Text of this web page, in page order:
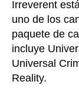
Irreverent
uno de los
paquete de
incluye
Universal
Reality.